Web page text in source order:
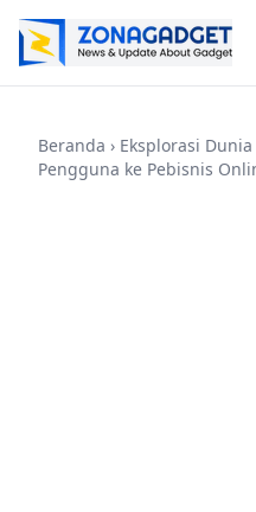
Beranda › Eksplorasi
Pengguna ke Pebisnis